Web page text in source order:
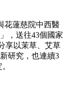
花蓮慈院中西醫
，送往43個國家
享以茉草、艾草
研究，也連續3